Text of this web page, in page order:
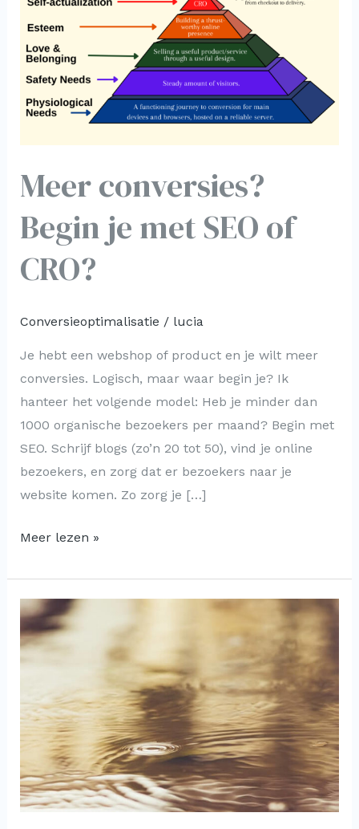
Meer conversies?
Begin je met SEO of
CRO?
Conversieoptimalisatie / lucia
Je hebt een webshop of product en je wilt meer
conversies. Logisch, maar waar begin je? Ik
hanteer het volgende model: Heb je minder dan
1000 organische bezoekers per maand? Begin met
SEO. Schrijf blogs (zo’n 20 tot 50), vind je online
bezoekers, en zorg dat er bezoekers naar je
website komen. Zo zorg je […]
met
SEO
of
CRO?
Meer lezen »
Wat
als
van
je
A/B-
test
niet-